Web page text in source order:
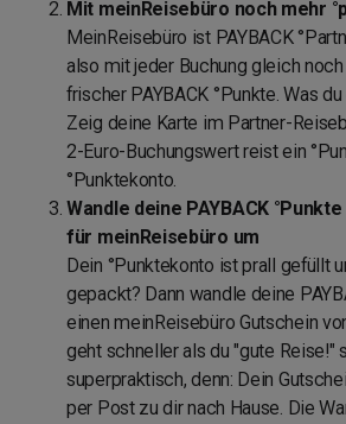
Mit meinReisebüro noch mehr
MeinReisebüro ist PAYBACK
also mit jeder Buchung gleich
frischer PAYBACK °Punkte. Was
Zeig deine Karte im Partner-
2-Euro-Buchungswert reist ein
°Punktekonto.
Wandle deine PAYBACK
für meinReisebüro um
Dein °Punktekonto ist prall gefüllt
gepackt? Dann wandle deine
einen meinReisebüro Gutschein
geht schneller als du "gute Reise!"
superpraktisch, denn: Dein
per Post zu dir nach Hause. Die